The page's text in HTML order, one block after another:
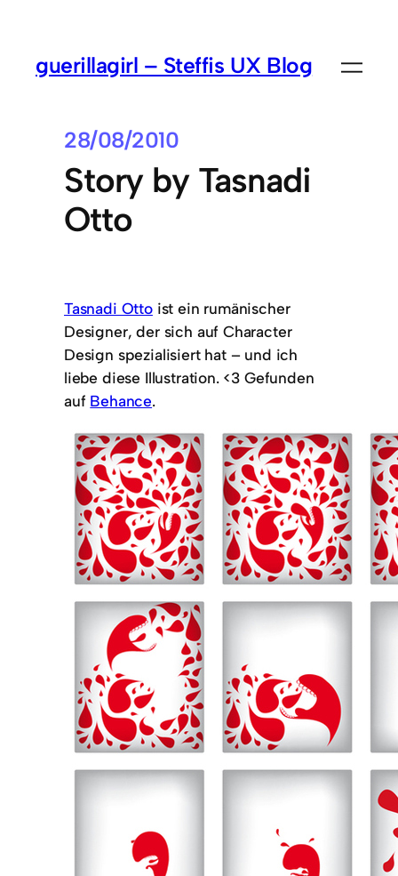
guerillagirl – Steffis UX Blog
28/08/2010
Story by Tasnadi
Otto
Tasnadi Ottoist ein rumänischer
Designer, der sich auf Character
Design spezialisiert hat – und ich
liebe diese Illustration. <3 Gefunden
auf Behance.